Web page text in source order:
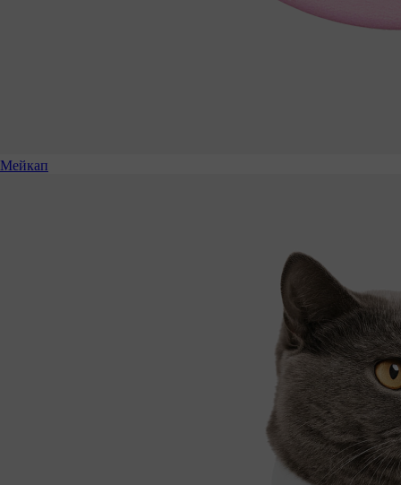
Мейкап